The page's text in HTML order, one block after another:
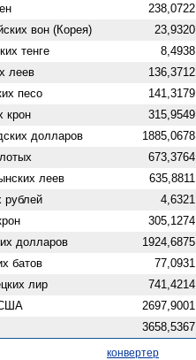
238,0722
вон (Корея) 23,9320
тенге 8,4938
леев 136,3712
песо 141,3179
крон 315,9549
долларов 1885,0678
673,3764
леев 635,8811
рублей 4,6321
305,1274
долларов 1924,6875
батов 77,0931
лир 741,4214
2697,9001
3658,5367
конвертер